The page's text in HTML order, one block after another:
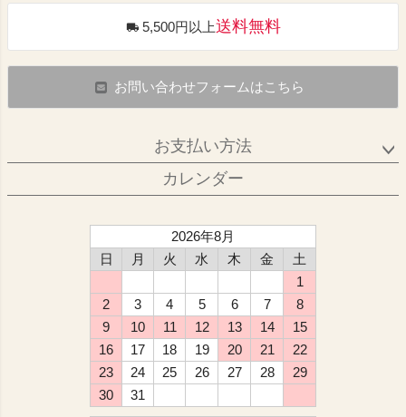
5,500円以上送料無料
お問い合わせフォームはこちら
お支払い方法
カレンダー
2026年8月
日
月 火 水 木 金
土
1
2
3 4 5 6 7
8
9
10 11 12 13 14
15
16
17 18 19 20 21
22
23
24 25 26 27 28
29
30
31